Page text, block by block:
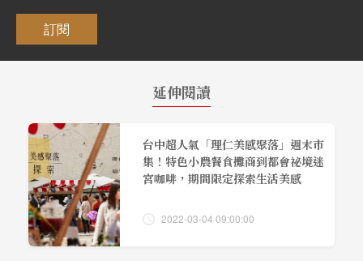
訂閱
延伸閱讀
台中超人氣「理仁美感聚落」週末市
集！特色小農餐食攤商到都會祕境迷
宮咖啡，期間限定探索生活美感
2022-03-04 09:00:00